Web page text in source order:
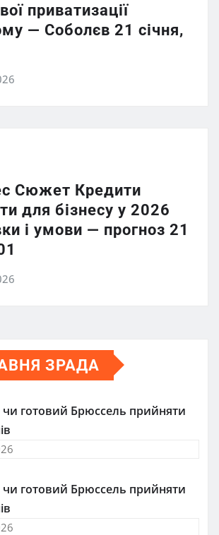
приватизації
— Соболєв 21 січня,
Сюжет Кредити
для бізнесу у 2026
і умови — прогноз 21
ЗРАДА
чи готовий Брюссель прийняти
чи готовий Брюссель прийняти